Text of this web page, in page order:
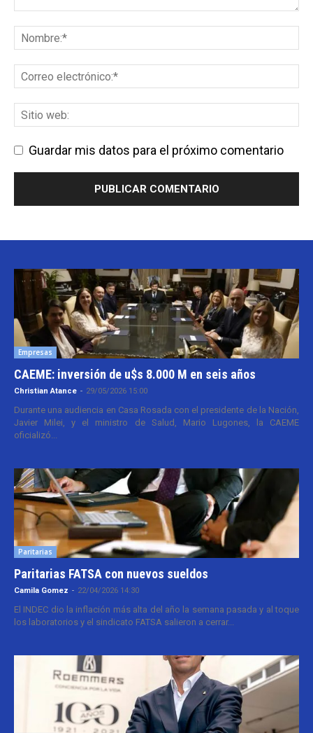
Guardar mis datos para el próximo comentario
Empresas
CAEME: inversión de u$s 8.000 M en seis años
Christian Atance - 29/05/2026 15:00
Durante una audiencia en Casa Rosada con el presidente de la Nación,
Javier Milei, y el ministro de Salud, Mario Lugones, la CAEME
oficializó...
Paritarias
Paritarias FATSA con nuevos sueldos
Camila Gomez - 22/04/2026 14:30
El INDEC dio la inflación más alta del año la semana pasada y al toque
los laboratorios y el sindicato FATSA salieron a cerrar...